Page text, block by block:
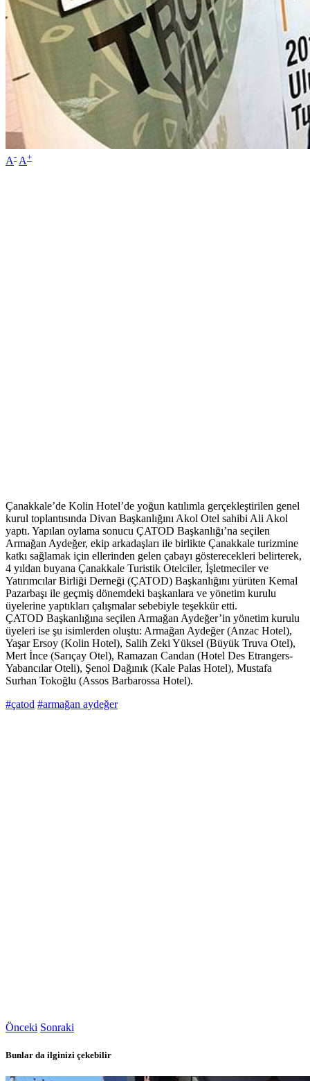
A- A+
Çanakkale’de Kolin Hotel’de yoğun katılımla gerçekleştirilen genel
kurul toplantısında Divan Başkanlığını Akol Otel sahibi Ali Akol
yaptı. Yapılan oylama sonucu ÇATOD Başkanlığı’na seçilen
Armağan Aydeğer, ekip arkadaşları ile birlikte Çanakkale turizmine
katkı sağlamak için ellerinden gelen çabayı gösterecekleri belirterek,
4 yıldan buyana Çanakkale Turistik Otelciler, İşletmeciler ve
Yatırımcılar Birliği Derneği (ÇATOD) Başkanlığını yürüten Kemal
Pazarbaşı ile geçmiş dönemdeki başkanlara ve yönetim kurulu
üyelerine yaptıkları çalışmalar sebebiyle teşekkür etti.
ÇATOD Başkanlığına seçilen Armağan Aydeğer’in yönetim kurulu
üyeleri ise şu isimlerden oluştu: Armağan Aydeğer (Anzac Hotel),
Yaşar Ersoy (Kolin Hotel), Salih Zeki Yüksel (Büyük Truva Otel),
Mert İnce (Sarıçay Otel), Ramazan Candan (Hotel Des Etrangers-
Yabancılar Oteli), Şenol Dağınık (Kale Palas Hotel), Mustafa
Surhan Tokoğlu (Assos Barbarossa Hotel).
#çatod #armağan aydeğer
Önceki Sonraki
Bunlar da ilginizi çekebilir